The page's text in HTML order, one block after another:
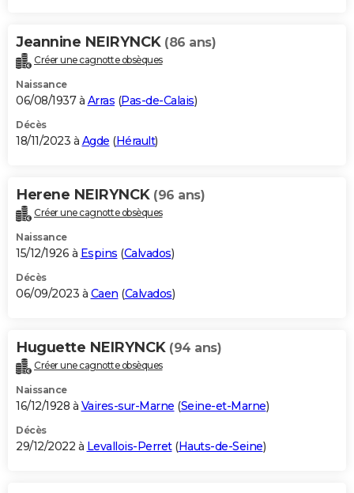
Jeannine NEIRYNCK (86 ans)
Créer une cagnotte obsèques
Naissance
06/08/1937 à Arras (Pas-de-Calais)
Décès
18/11/2023 à Agde (Hérault)
Herene NEIRYNCK (96 ans)
Créer une cagnotte obsèques
Naissance
15/12/1926 à Espins (Calvados)
Décès
06/09/2023 à Caen (Calvados)
Huguette NEIRYNCK (94 ans)
Créer une cagnotte obsèques
Naissance
16/12/1928 à Vaires-sur-Marne (Seine-et-Marne)
Décès
29/12/2022 à Levallois-Perret(Hauts-de-Seine)